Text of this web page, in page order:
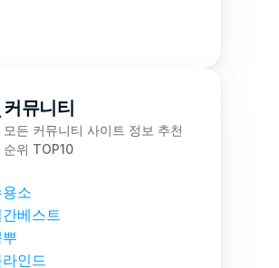
커뮤니티
모든 커뮤니티 사이트 정보 추천
순위 TOP10
소
간베스트
라인드